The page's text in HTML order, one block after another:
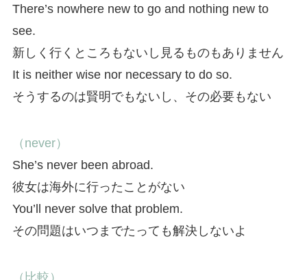
There’s nowhere new to go and nothing new to
see.
新しく行くところもないし見るものもありません
It is neither wise nor necessary to do so.
そうするのは賢明でもないし、その必要もない
（never）
She’s never been abroad.
彼女は海外に行ったことがない
You’ll never solve that problem.
その問題はいつまでたっても解決しないよ